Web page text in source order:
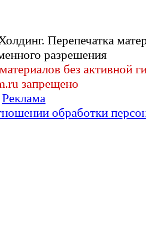
Перепечатка
разрешения
без активной
запрещено
Реклама
обработки